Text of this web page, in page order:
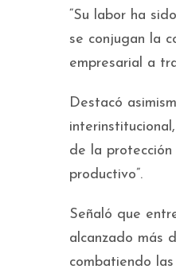
“Su labor ha
se conjugan la
empresarial a
Destacó
de la
productivo”.
Señaló que
alcanzado más
combatiendo